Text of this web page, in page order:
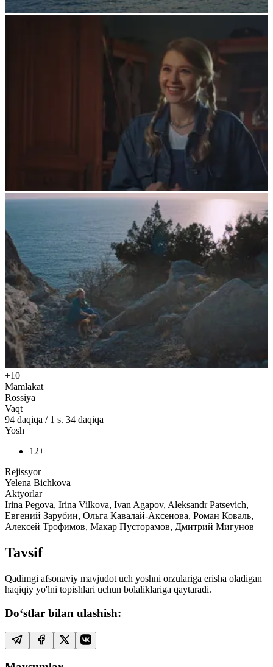
+10
Mamlakat
Rossiya
Vaqt
94 daqiqa / 1 s. 34 daqiqa
Yosh
12+
Rejissyor
Yelena Bichkova
Aktyorlar
Irina Pegova, Irina Vilkova, Ivan Agapov, Aleksandr Patsevich,
Евгений Зарубин, Ольга Кавалай-Аксенова, Роман Коваль,
Алексей Трофимов, Макар Пусторамов, Дмитрий Мигунов
Tavsif
Qadimgi afsonaviy mavjudot uch yoshni orzulariga erisha oladigan
haqiqiy yo'lni topishlari uchun bolaliklariga qaytaradi.
Do‘stlar bilan ulashish: